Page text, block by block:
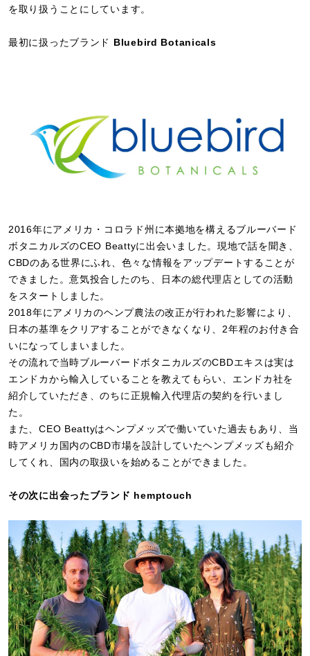
を取り扱うことにしています。
最初に扱ったブランド Bluebird Botanicals
2016年にアメリカ・コロラド州に本拠地を構えるブルーバード
ボタニカルズのCEO Beattyに出会いました。現地で話を聞き、
CBDのある世界にふれ、色々な情報をアップデートすることが
できました。意気投合したのち、日本の総代理店としての活動
をスタートしました。
2018年にアメリカのヘンプ農法の改正が行われた影響により、
日本の基準をクリアすることができなくなり、2年程のお付き合
いになってしまいました。
その流れで当時ブルーバードボタニカルズのCBDエキスは実は
エンドカから輸入していることを教えてもらい、エンドカ社を
紹介していただき、のちに正規輸入代理店の契約を行いまし
た。
また、CEO Beattyはヘンプメッズで働いていた過去もあり、当
時アメリカ国内のCBD市場を設計していたヘンプメッズも紹介
してくれ、国内の取扱いを始めることができました。
その次に出会ったブランド hemptouch